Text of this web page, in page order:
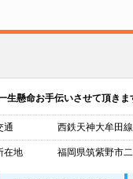
生懸命お手伝いさせて頂きま
通 西鉄天神大牟田
在地 福岡県筑紫野市